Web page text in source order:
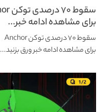
سقوط ۷۰ درصدی توکن Anchor
برای مشاهده ادامه خبر...
سقوط ۷۰ درصدی توکن Anchor
برای مشاهده ادامه خبر ورق بزنید...